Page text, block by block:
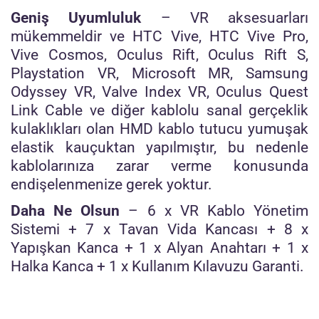
Geniş Uyumluluk– VR aksesuarları
mükemmeldir ve HTC Vive, HTC Vive Pro,
Vive Cosmos, Oculus Rift, Oculus Rift S,
Playstation VR, Microsoft MR, Samsung
Odyssey VR, Valve Index VR, Oculus Quest
Link Cable ve diğer kablolu sanal gerçeklik
kulaklıkları olan HMD kablo tutucu yumuşak
elastik kauçuktan yapılmıştır, bu nedenle
kablolarınıza zarar verme konusunda
endişelenmenize gerek yoktur.
Daha Ne Olsun – 6 x VR Kablo Yönetim
Sistemi + 7 x Tavan Vida Kancası + 8 x
Yapışkan Kanca + 1 x Alyan Anahtarı + 1 x
Halka Kanca + 1 x Kullanım Kılavuzu Garanti.